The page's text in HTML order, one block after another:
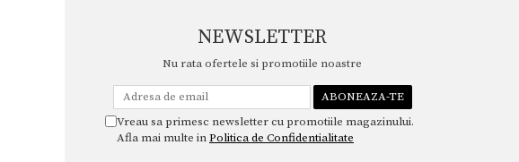
NEWSLETTER
Nu rata ofertele si promotiile noastre
Vreau sa primesc newsletter cu promotiile magazinului.
Afla mai multe inPolitica de Confidentialitate